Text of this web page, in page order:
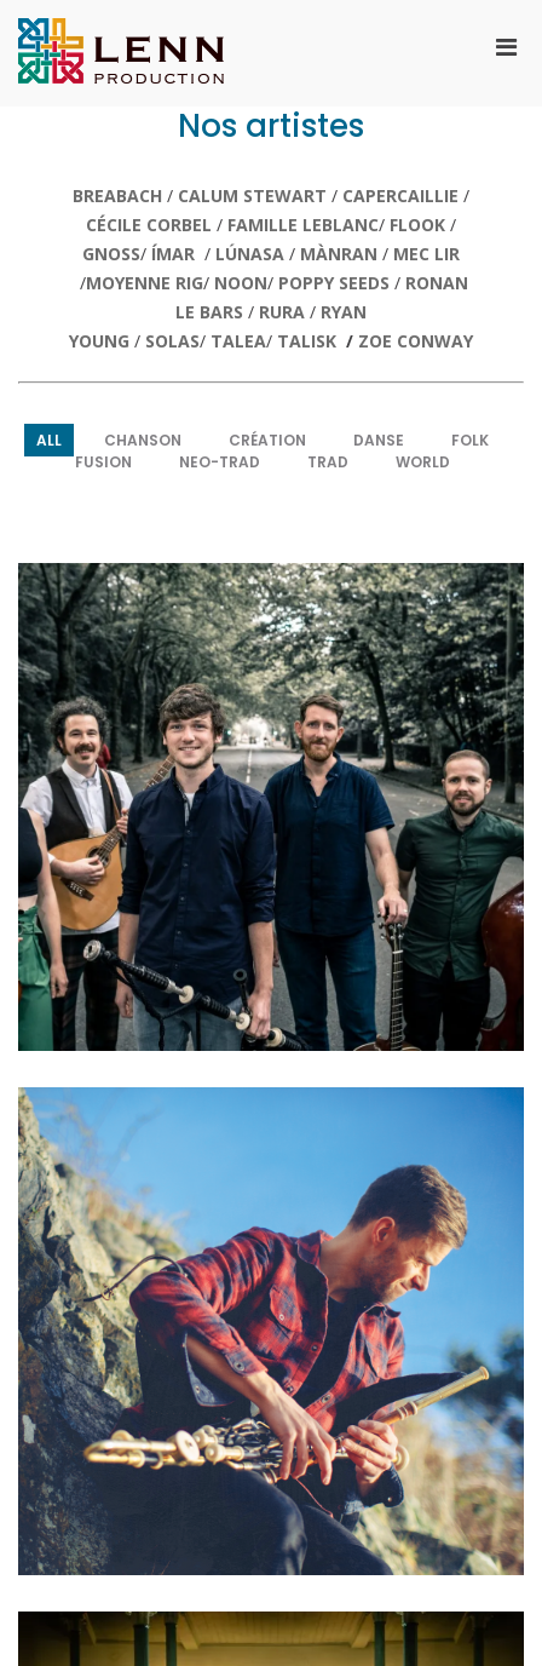
contenu
Nos artistes
BREABACH / CALUM STEWART / CAPERCAILLIE /
CÉCILE CORBEL / FAMILLE LEBLANC/ FLOOK /
GNOSS/ ÍMAR / LÚNASA / MÀNRAN / MEC LIR
/MOYENNE RIG/ NOON/ POPPY SEEDS / RONAN
LE BARS / RURA / RYAN
YOUNG / SOLAS/ TALEA/ TALISK / ZOE CONWAY
ALL CHANSON CRÉATION DANSE
FOLK
FUSION
NEO-TRAD TRAD WORLD